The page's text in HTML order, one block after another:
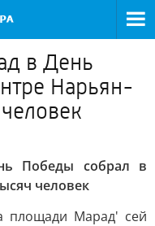
в День
Нарьян-
Победы собрал в
человек
площади Марад' сей